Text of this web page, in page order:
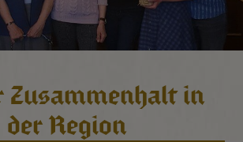
Zusammenhalt in
der Region